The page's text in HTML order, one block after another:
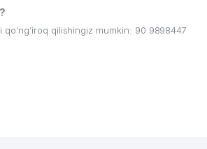
qo’ng’iroq qilishingiz mumkin: 90 9898447